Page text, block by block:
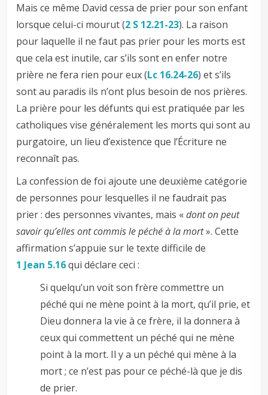
Mais ce même David cessa de prier pour son enfant
lorsque celui-ci mourut (2 S 12.21-23). La raison
pour laquelle il ne faut pas prier pour les morts est
que cela est inutile, car s’ils sont en enfer notre
prière ne fera rien pour eux (Lc 16.24-26) et s’ils
sont au paradis ils n’ont plus besoin de nos prières.
La prière pour les défunts qui est pratiquée par les
catholiques vise généralement les morts qui sont au
purgatoire, un lieu d’existence que l’Écriture ne
reconnaît pas.
La confession de foi ajoute une deuxième catégorie
de personnes pour lesquelles il ne faudrait pas
prier : des personnes vivantes, mais «dont on peut
savoir qu’elles ont commis le péché à la mort». Cette
affirmation s’appuie sur le texte difficile de
1 Jean 5.16qui déclare ceci :
Si quelqu’un voit son frère commettre un
péché qui ne mène point à la mort, qu’il prie, et
Dieu donnera la vie à ce frère, il la donnera à
ceux qui commettent un péché qui ne mène
point à la mort. Il y a un péché qui mène à la
mort ; ce n’est pas pour ce péché-là que je dis
de prier.